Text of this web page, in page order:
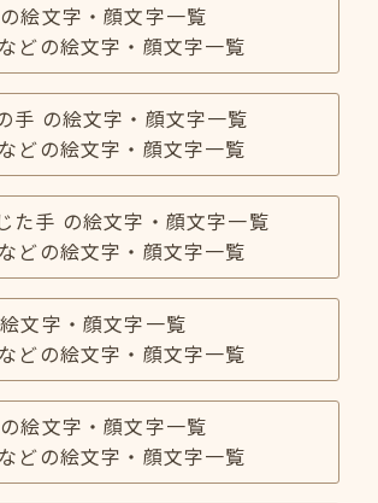
絵文字・顔文字一覧
などの絵文字・顔文字一覧
手 の絵文字・顔文字一覧
などの絵文字・顔文字一覧
た手 の絵文字・顔文字一覧
などの絵文字・顔文字一覧
文字・顔文字一覧
などの絵文字・顔文字一覧
絵文字・顔文字一覧
などの絵文字・顔文字一覧